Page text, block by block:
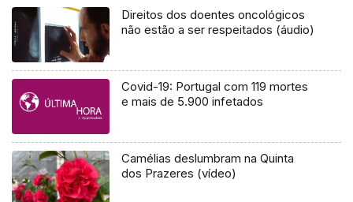
Direitos dos doentes oncológicos
não estão a ser respeitados (áudio)
Covid-19: Portugal com 119 mortes
e mais de 5.900 infetados
Camélias deslumbram na Quinta
dos Prazeres (vídeo)